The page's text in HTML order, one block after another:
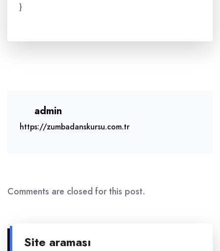
}
admin
https://zumbadanskursu.com.tr
Comments are closed for this post.
Site araması